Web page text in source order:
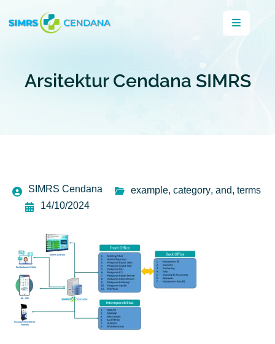
Arsitektur Cendana SIMRS
SIMRS Cendana example, category, and, terms
14/10/2024